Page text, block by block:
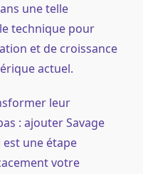
une telle
technique pour
et de croissance
actuel.
leur
: ajouter Savage
est une étape
votre